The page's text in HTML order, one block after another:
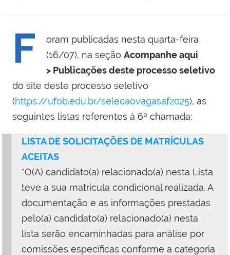
F
oram publicadas nesta quarta-feira
(16/07), na seção Acompanhe aqui
> Publicações deste processo seletivo
do site deste processo seletivo
(https://ufob.edu.br/selecaovagasaf2025), as
seguintes listas referentes à 6ª chamada:
LISTA DE SOLICITAÇÕES DE MATRÍCULAS
ACEITAS
*O(A) candidato(a) relacionado(a) nesta Lista
teve a sua matrícula condicional realizada. A
documentação e as informações prestadas
pelo(a) candidato(a) relacionado(a) nesta
lista serão encaminhadas para análise por
comissões específicas conforme a categoria